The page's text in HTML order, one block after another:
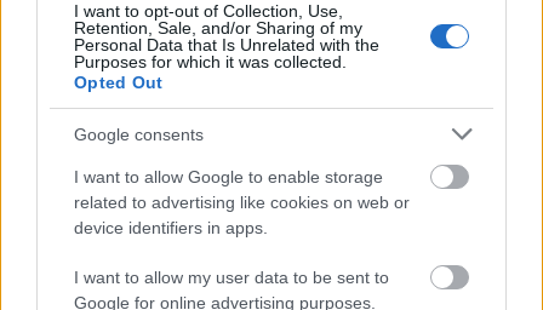
I want to opt-out of Collection, Use,
Retention, Sale, and/or Sharing of my
Personal Data that Is Unrelated with the
Purposes for which it was collected.
Opted Out
Google consents
I want to allow Google to enable storage
related to advertising like cookies on web or
device identifiers in apps.
I want to allow my user data to be sent to
Google for online advertising purposes.
Ajánlott bejegyzések:
Kiütéses dunaújvárosi vereség